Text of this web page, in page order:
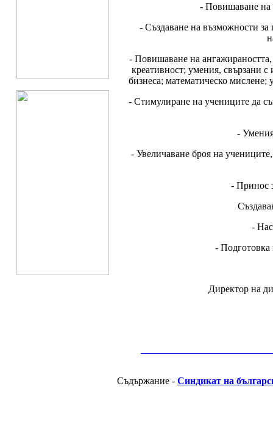
- Повишаване на
- Създаване на възможности за
- Повишаване на
креативност; умения, свързани
бизнеса; математическо
- Стимулиране на учениците да
-
- Увеличаване броя на
- Принос
-
- Подготовка
Директор на
Съдържание - Синдикат на